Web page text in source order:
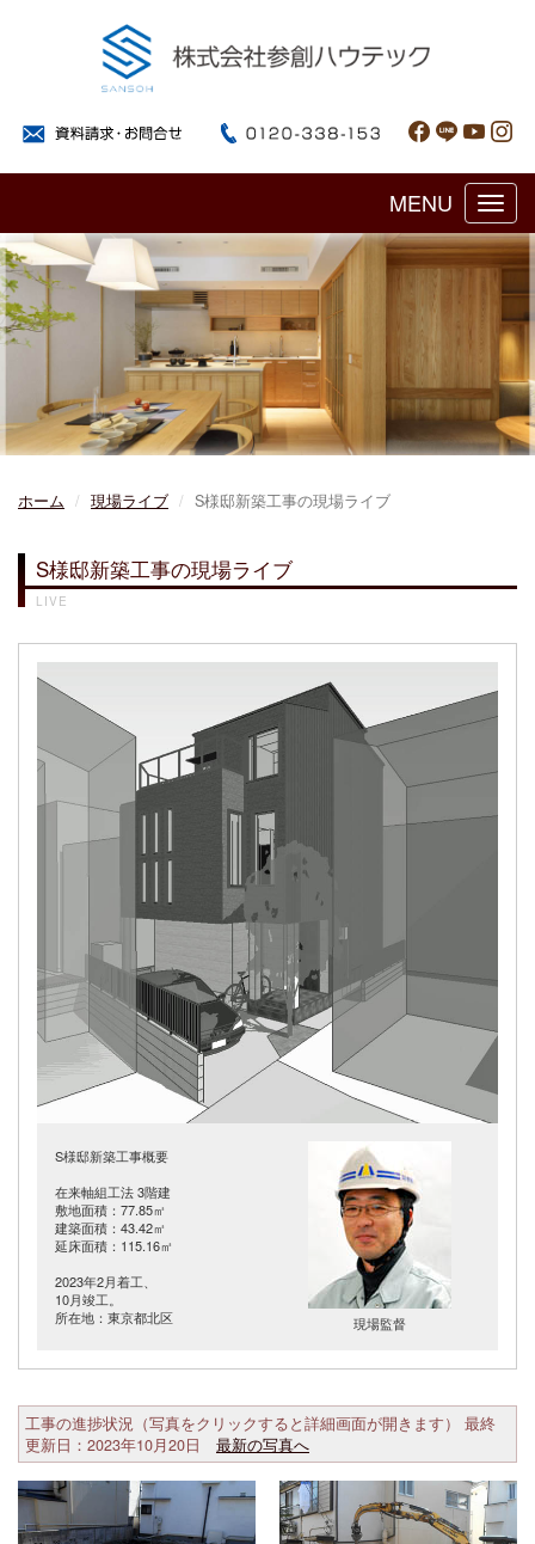
MENU
ホーム 現場ライブ S様邸新築工事の現場ライブ
S様邸新築工事の現場ライブ
LIVE
S様邸新築工事概要
在来軸組工法 3階建
敷地面積：77.85㎡
建築面積：43.42㎡
延床面積：115.16㎡
2023年2月着工、
10月竣工。
所在地：東京都北区
現場監督
工事の進捗状況（写真をクリックすると詳細画面が開きます） 最終
更新日：2023年10月20日 最新の写真へ